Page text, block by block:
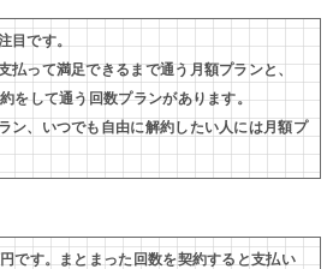
目です。
払って満足できるまで通う月額プランと、
をして通う回数プランがあります。
ン、いつでも自由に解約したい人には月額プ
です。まとまった回数を契約すると支払い